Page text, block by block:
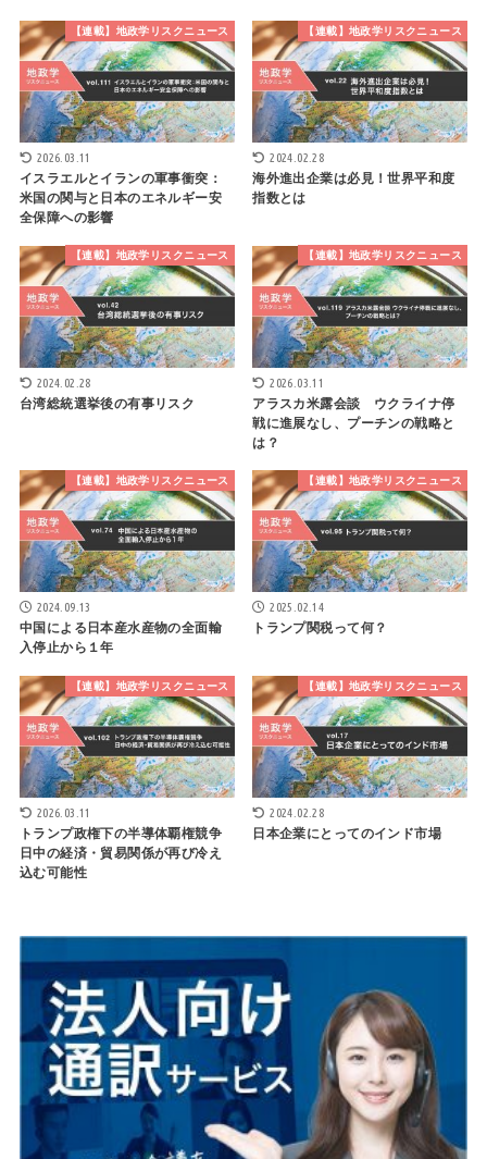
【連載】地政学リスクニュース
2026.03.11
イスラエルとイランの軍事衝突：
米国の関与と日本のエネルギー安
全保障への影響
【連載】地政学リスクニュース
2024.02.28
海外進出企業は必見！世界平和度
指数とは
【連載】地政学リスクニュース
2024.02.28
台湾総統選挙後の有事リスク
【連載】地政学リスクニュース
2026.03.11
アラスカ米露会談 ウクライナ停
戦に進展なし、プーチンの戦略と
は？
【連載】地政学リスクニュース
2024.09.13
中国による日本産水産物の全面輸
入停止から１年
【連載】地政学リスクニュース
2025.02.14
トランプ関税って何？
【連載】地政学リスクニュース
2026.03.11
トランプ政権下の半導体覇権競争
日中の経済・貿易関係が再び冷え
込む可能性
【連載】地政学リスクニュース
2024.02.28
日本企業にとってのインド市場